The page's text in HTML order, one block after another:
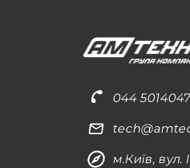
044 5014047
м.Київ,